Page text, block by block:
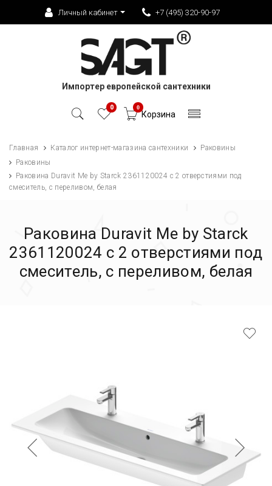
Личный кабинет +7 (495) 320-90-97
Импортер европейской сантехники
0 0
Корзина
Главная Каталог интернет-магазина сантехники
Раковины
Раковины
Раковина Duravit Me by Starck 2361120024 с 2 отверстиями под
смеситель, с переливом, белая
Раковина Duravit Me by Starck
2361120024 с 2 отверстиями под
смеситель, с переливом, белая